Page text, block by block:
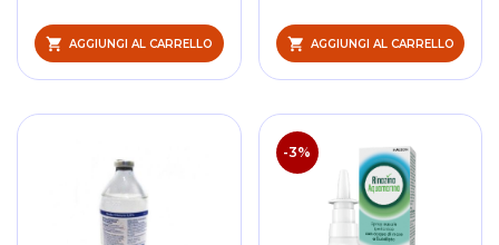
AGGIUNGI AL CARRELLO AGGIUNGI AL CARRELLO
-3%